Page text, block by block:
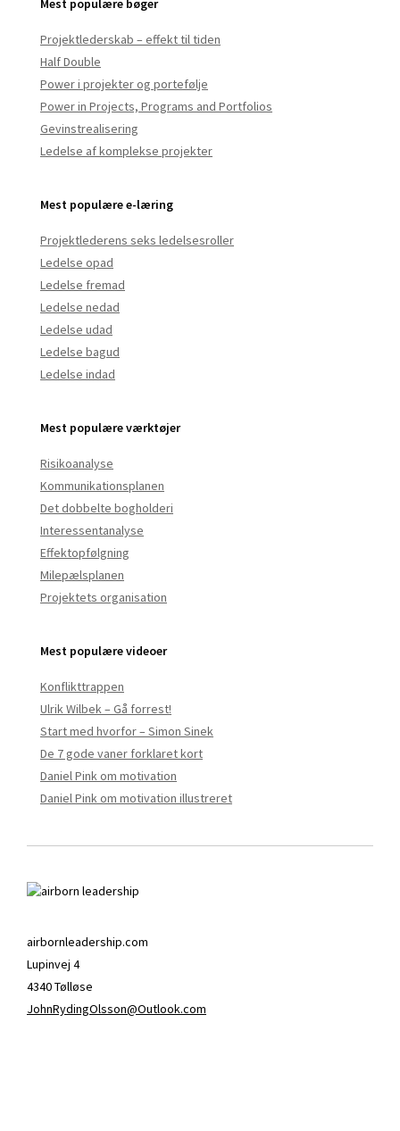
Mest populære bøger
Projektlederskab – effekt til tiden
Half Double
Power i projekter og portefølje
Power in Projects, Programs and Portfolios
Gevinstrealisering
Ledelse af komplekse projekter
Mest populære e-læring
Projektlederens seks ledelsesroller
Ledelse opad
Ledelse fremad
Ledelse nedad
Ledelse udad
Ledelse bagud
Ledelse indad
Mest populære værktøjer
Risikoanalyse
Kommunikationsplanen
Det dobbelte bogholderi
Interessentanalyse
Effektopfølgning
Milepælsplanen
Projektets organisation
Mest populære videoer
Konflikttrappen
Ulrik Wilbek – Gå forrest!
Start med hvorfor – Simon Sinek
De 7 gode vaner forklaret kort
Daniel Pink om motivation
Daniel Pink om motivation illustreret
airbornleadership.com
Lupinvej 4
4340 Tølløse
JohnRydingOlsson@Outlook.com